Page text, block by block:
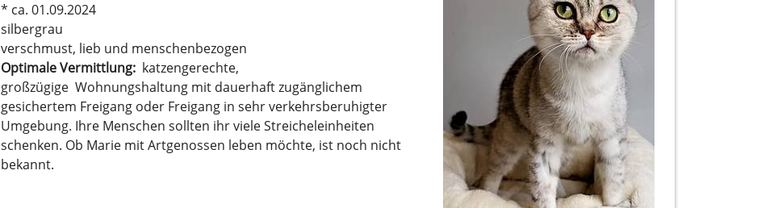
* ca. 01.09.2024
silbergrau
verschmust, lieb und menschenbezogen
Optimale Vermittlung: katzengerechte,
großzügige Wohnungshaltung mit dauerhaft zugänglichem
gesichertem Freigang oder Freigang in sehr verkehrsberuhigter
Umgebung. Ihre Menschen sollten ihr viele Streicheleinheiten
schenken. Ob Marie mit Artgenossen leben möchte, ist noch nicht
bekannt.